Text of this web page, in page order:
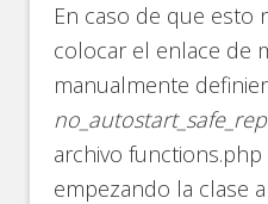
En caso de que esto
colocar el enlace de
manualmente
archivo
empezando la clase